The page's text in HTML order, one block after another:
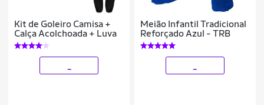
Kit de Goleiro Camisa +
Calça Acolchoada + Luva
Meião Infantil Tradicional
Reforçado Azul - TRB